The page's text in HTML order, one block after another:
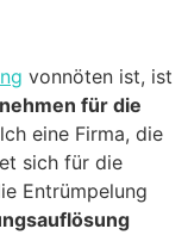
vonnöten ist, ist
für die
eine Firma, die
sich für die
Entrümpelung